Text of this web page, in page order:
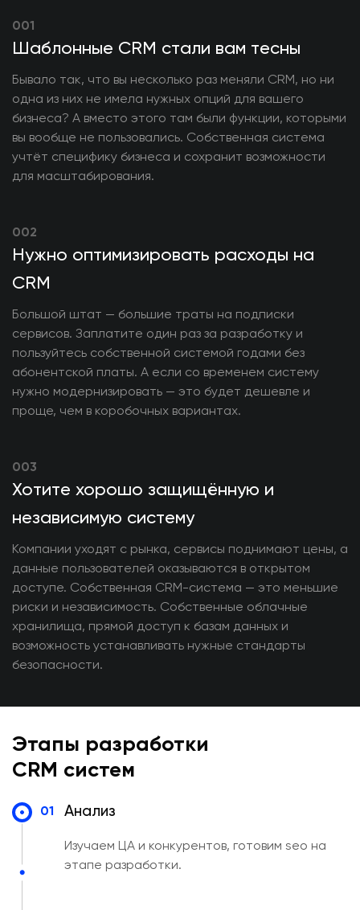
001
Шаблонные CRM стали вам тесны
Бывало так, что вы несколько раз меняли CRM, но ни
одна из них не имела нужных опций для вашего
бизнеса? А вместо этого там были функции, которыми
вы вообще не пользовались. Собственная система
учтёт специфику бизнеса и сохранит возможности
для масштабирования.
002
Нужно оптимизировать расходы на
CRM
Большой штат — большие траты на подписки
сервисов. Заплатите один раз за разработку и
пользуйтесь собственной системой годами без
абонентской платы. А если со временем систему
нужно модернизировать — это будет дешевле и
проще, чем в коробочных вариантах.
003
Хотите хорошо защищённую и
независимую систему
Компании уходят с рынка, сервисы поднимают цены, а
данные пользователей оказываются в открытом
доступе. Собственная CRM-система — это меньшие
риски и независимость. Собственные облачные
хранилища, прямой доступ к базам данных и
возможность устанавливать нужные стандарты
безопасности.
Этапы разработки
CRM систем
01 Анализ
Изучаем ЦА и конкурентов, готовим seo на
этапе разработки.